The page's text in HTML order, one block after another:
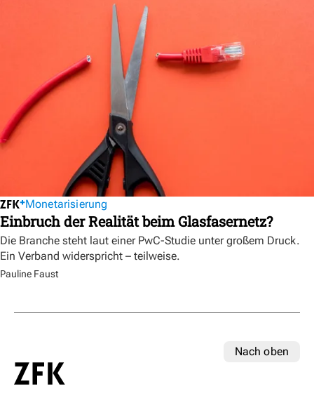
Monetarisierung
Einbruch der Realität beim Glasfasernetz?
Die Branche steht laut einer PwC-Studie unter großem Druck.
Ein Verband widerspricht – teilweise.
Pauline Faust
Nach oben